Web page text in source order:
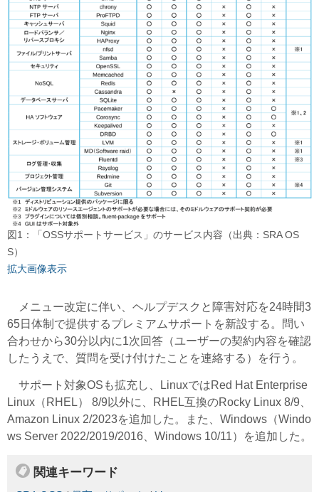
図1：「OSSサポートサービス」のサービス内容（出典：SRA OS
S）
拡大画像表示
メニュー改定に伴い、ヘルプデスクと障害対応を24時間3
65日体制で提供するプレミアムサポートを新設する。問い
合わせから30分以内に1次回答（ユーザーの契約内容を確認
したうえで、質問を受け付けたことを連絡する）を行う。
サポート対象OSも拡充し、LinuxではRed Hat Enterprise
Linux（RHEL） 8/9以外に、RHEL互換のRocky Linux 8/9、
Amazon Linux 2/2023を追加した。また、Windows（Windo
ws Server 2022/2019/2016、Windows 10/11）を追加した。
関連キーワード